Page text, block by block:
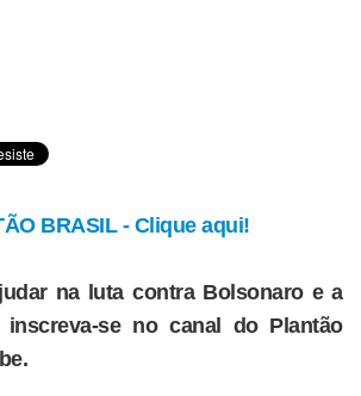
BRASIL - Clique aqui!
na luta contra Bolsonaro e a
inscreva-se no canal do Plantão